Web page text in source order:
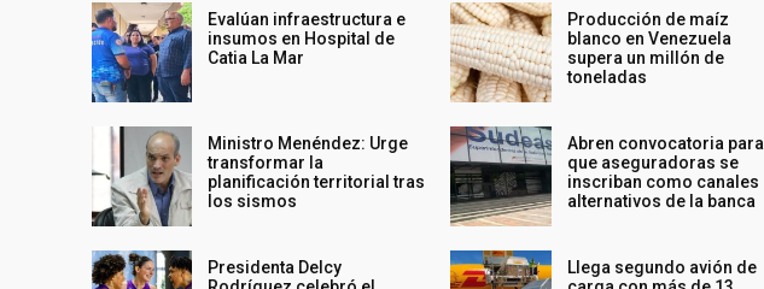
Evalúan infraestructura e
insumos en Hospital de
Catia La Mar
Ministro Menéndez: Urge
transformar la
planificación territorial tras
los sismos
Presidenta Delcy
Producción de maíz
blanco en Venezuela
supera un millón de
toneladas
Abren convocatoria para
que aseguradoras se
inscriban como canales
alternativos de la banca
Llega segundo avión de